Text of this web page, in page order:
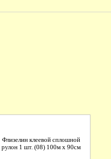
Флизелин клеевой сплошной
рулон 1 шт. (08) 100м х 90см